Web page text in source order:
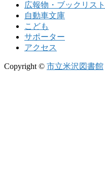
広報物・ブックリスト
自動車文庫
こども
サポーター
アクセス
Copyright © 市立米沢図書館